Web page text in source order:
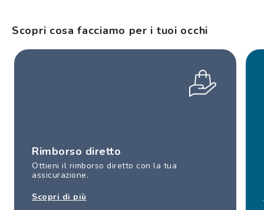
Scopri cosa facciamo per i tuoi occhi
Rimborso diretto
Ottieni il rimborso diretto con la tua
assicurazione.
Scopri di più